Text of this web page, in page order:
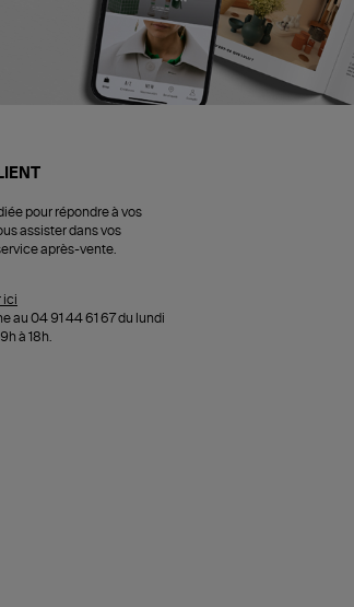
pour répondre à vos
assister dans vos
après-vente.
ici
au 04 91 44 61 67 du lundi
à 18h.